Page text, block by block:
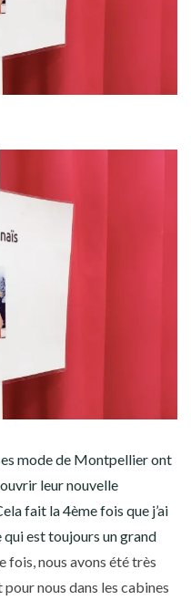
mode de Montpellier ont
leur nouvelle
fait la 4ème fois que j’ai
qui est toujours un grand
fois, nous avons été très
nous dans les cabines